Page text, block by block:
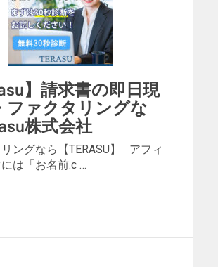
】請求書の即日現
ファクタリングな
株式会社
ングなら【TERASU】 アフィ
は「お名前.c …